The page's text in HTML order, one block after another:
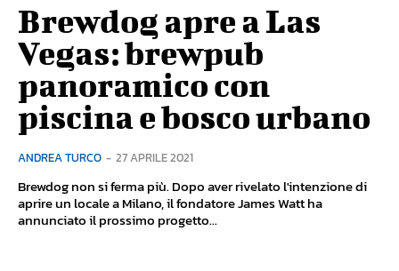
Brewdog apre a Las
Vegas: brewpub
panoramico con
piscina e bosco urbano
ANDREA TURCO - 27 APRILE 2021
Brewdog non si ferma più. Dopo aver rivelato l'intenzione di
aprire un locale a Milano, il fondatore James Watt ha
annunciato il prossimo progetto...